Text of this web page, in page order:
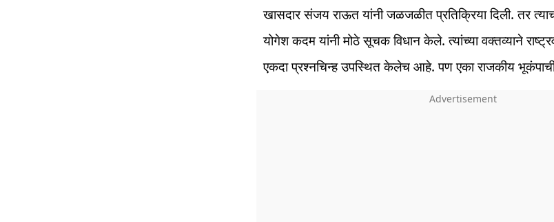
खासदार संजय राऊत यांनी जळजळीत प्रतिक्रिया दिली. तर
योगेश कदम यांनी मोठे सूचक विधान केले. त्यांच्या वक्तव्याने
एकदा प्रश्नचिन्ह उपस्थित केलेच आहे. पण एका राजकीय भूकंपाची